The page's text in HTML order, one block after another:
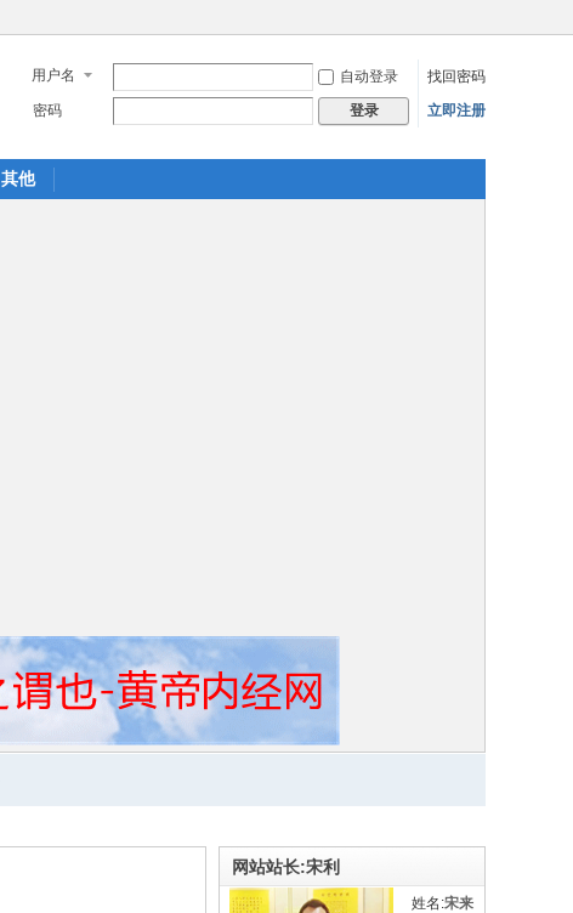
用户名 自动登录
找回密码
密码
登录 立即注册
其他
网站站长:宋利
姓名:宋来